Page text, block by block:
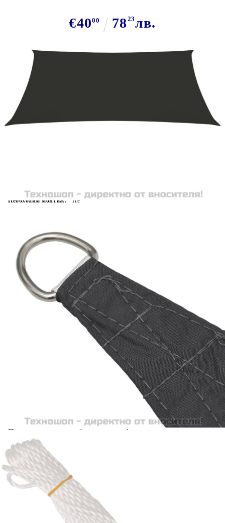
€4000 78 23лв.
В наличност: 150 бр.
Форма:
Правоъгълна
Необходим монтаж:
Не
Купи на изплащане
Credit calculator
Платно-сенник, Оксфорд текстил, правоъгълно,
3,5x4,5 м
Please select credit institution
Цена на продукта: €40.00
Extraction of information from credit institutions
Предоставената таблица е с информационна цел.
Добавете продукта в количката си с бутона "Добави в
количката" и при поръчка ще можете да изберете броя
вноски на кредита.
Acest tabel are caracter informativ. Adăugați produsul în
coșul de cumpărături unde veți putea selecta detaliile
Предоставената таблица е с информационна цел.
Добавете продукта в количката си с бутона "Добави в
количката" и при поръчка ще можете да изберете броя
Предоставената таблица е с информационна цел.
Добавете продукта в количката си с бутона "Добави в
количката" и при поръчка ще можете да изберете броя
вноски на кредита.
Предоставената таблица е с информационна цел.
Добавете продукта в количката си с бутона "Добави в
количката" и при поръчка ще можете да изберете броя
вноски на кредита.